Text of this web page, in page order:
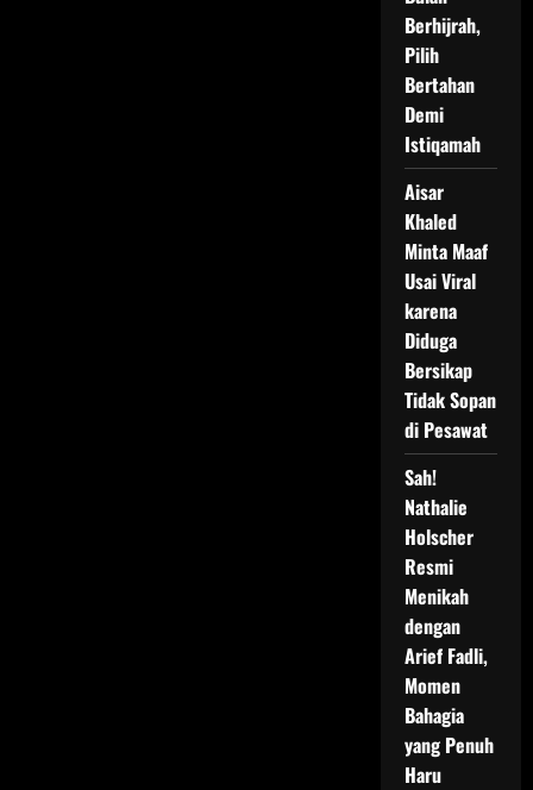
Berhijrah,
Pilih
Bertahan
Demi
Istiqamah
Aisar
Khaled
Minta Maaf
Usai Viral
karena
Diduga
Bersikap
Tidak Sopan
di Pesawat
Sah!
Nathalie
Holscher
Resmi
Menikah
dengan
Arief Fadli,
Momen
Bahagia
yang Penuh
Haru